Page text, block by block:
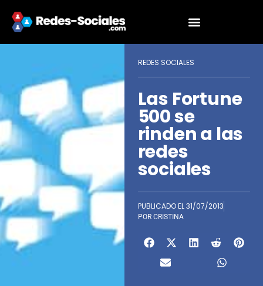
REDES SOCIALES
Las Fortune
500 se
rinden a las
redes
sociales
PUBLICADO EL31/07/2013
POR CRISTINA